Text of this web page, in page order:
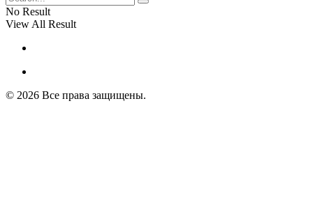
No Result
View All Result
© 2026 Все права защищены.